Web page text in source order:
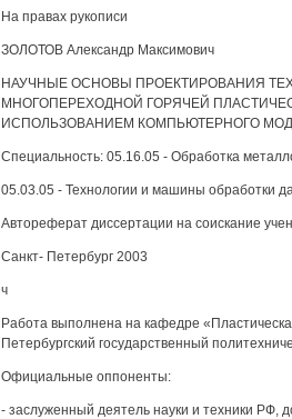
На правах рукописи
ЗОЛОТОВ Александр Максимович
НАУЧНЫЕ ОСНОВЫ ПРОЕКТИРОВАНИЯ
МНОГОПЕРЕХОДНОЙ ГОРЯЧЕЙ
ИСПОЛЬЗОВАНИЕМ КОМПЬЮТЕРНОГО
Специальность: 05.16.05 - Обработка
05.03.05 - Технологии и машины обработки
Автореферат диссертации на соискание
Санкт- Петербург 2003
ч
Работа выполнена на кафедре
Петербургский государственный
Официальные оппоненты:
- заслуженный деятель науки и техники РФ,